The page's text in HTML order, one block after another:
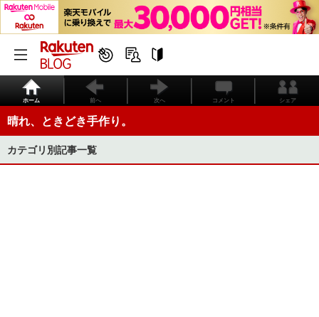
ホーム 前へ 次へ コメント シェア
晴れ、ときどき手作り。
カテゴリ別記事一覧